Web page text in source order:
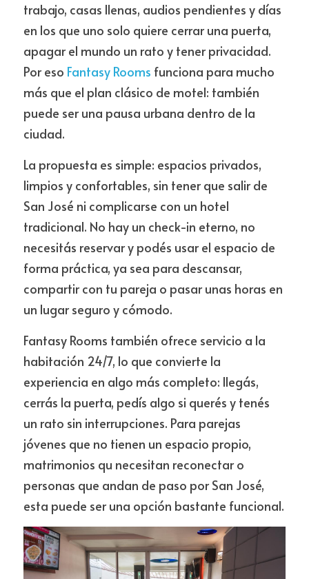
trabajo, casas llenas, audios pendientes y días
en los que uno solo quiere cerrar una puerta,
apagar el mundo un rato y tener privacidad.
Por eso Fantasy Rooms funciona para mucho
más que el plan clásico de motel: también
puede ser una pausa urbana dentro de la
ciudad.
La propuesta es simple: espacios privados,
limpios y confortables, sin tener que salir de
San José ni complicarse con un hotel
tradicional. No hay un check-in eterno, no
necesitás reservar y podés usar el espacio de
forma práctica, ya sea para descansar,
compartir con tu pareja o pasar unas horas en
un lugar seguro y cómodo.
Fantasy Rooms también ofrece servicio a la
habitación 24/7, lo que convierte la
experiencia en algo más completo: llegás,
cerrás la puerta, pedís algo si querés y tenés
un rato sin interrupciones. Para parejas
jóvenes que no tienen un espacio propio,
matrimonios qu necesitan reconectar o
personas que andan de paso por San José,
esta puede ser una opción bastante funcional.